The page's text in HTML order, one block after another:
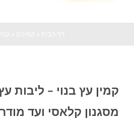
קמין עץ בנוי – ליבות
מסגנון קלאסי ועד